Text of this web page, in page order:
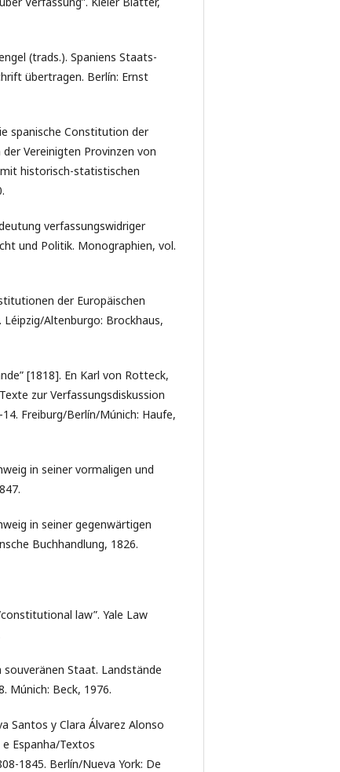
(trads.). Spaniens Staats-
übertragen. Berlín: Ernst
spanische Constitution der
Vereinigten Provinzen von
historisch-statistischen
verfassungswidriger
und Politik. Monographien, vol.
der Europäischen
Altenburgo: Brockhaus,
[1818]. En Karl von Rotteck,
zur Verfassungsdiskussion
Freiburg/Berlín/Múnich: Haufe,
in seiner vormaligen und
in seiner gegenwärtigen
Buchhandlung, 1826.
law”. Yale Law
Staat. Landstände
Múnich: Beck, 1976.
Santos y Clara Álvarez Alonso
Espanha/Textos
1845. Berlín/Nueva York: De